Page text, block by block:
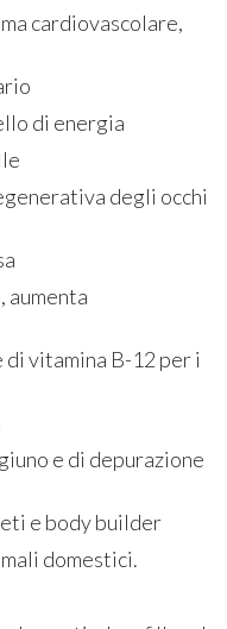
cardiovascolare,
di energia
degli occhi
aumenta
vitamina B-12 per i
e di depurazione
e body builder
domestici.